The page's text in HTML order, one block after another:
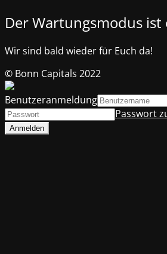
Der Wartungsmodus ist
Wir sind bald wieder für Euch da!
© Bonn Capitals 2022
Benutzeranmeldung
Passwort